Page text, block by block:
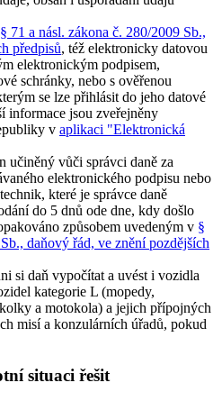
§ 71 a násl. zákona č. 280/2009 Sb.,
předpisů, též elektronicky datovou
elektronickým podpisem,
schránky, nebo s ověřenou
se lze přihlásit do jeho datové
informace jsou zveřejněny
v aplikaci "Elektronická
učiněný vůči správci daně za
elektronického podpisu nebo
které je správce daně
do 5 dnů ode dne, kdy došlo
způsobem uvedeným v §
daňový řád, ve znění pozdějších
si daň vypočítat a uvést i vozidla
kategorie L (mopedy,
a motokola) a jejich přípojných
misí a konzulárních úřadů, pokud
situaci řešit